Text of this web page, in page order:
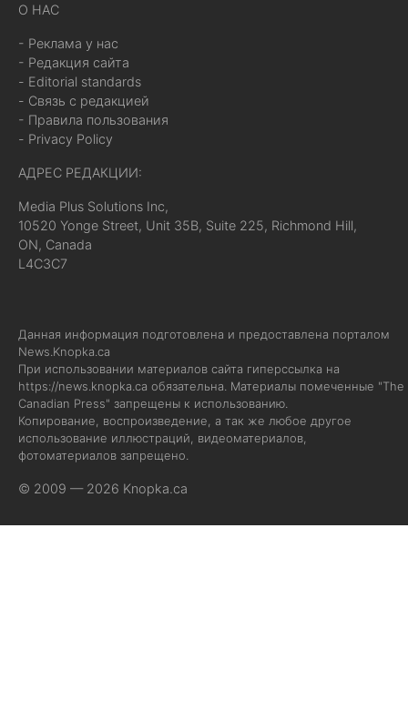
О НАС
- Реклама у нас
- Редакция сайта
- Editorial standards
- Связь с редакцией
- Правила пользования
- Privacy Policy
АДРЕС РЕДАКЦИИ:
Media Plus Solutions Inc,
10520 Yonge Street, Unit 35B, Suite 225, Richmond Hill,
ON, Canada
L4C3C7
Данная информация подготовлена и предоставлена порталом
News.Knopka.ca
При использовании материалов сайта гиперссылка на
https://news.knopka.ca обязательна. Материалы помеченные "The
Canadian Press" запрещены к использованию.
Копирование, воспроизведение, а так же любое другое
использование иллюстраций, видеоматериалов,
фотоматериалов запрещено.
© 2009 — 2026 Knopka.ca